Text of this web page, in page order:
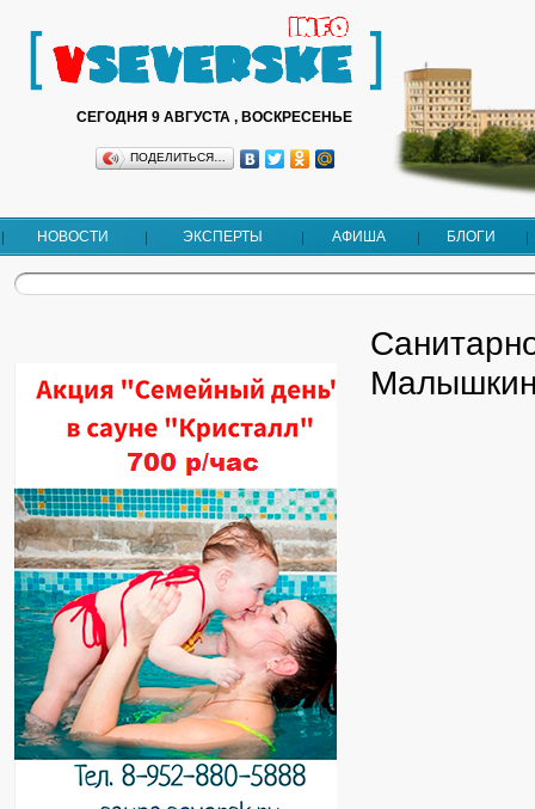
СЕГОДНЯ 9 АВГУСТА , ВОСКРЕСЕНЬЕ
ПОДЕЛИТЬСЯ…
НОВОСТИ ЭКСПЕРТЫ АФИША БЛОГИ